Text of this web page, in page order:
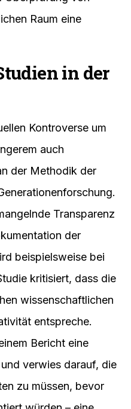
Raum eine
in der
Kontroverse um
auch
der Methodik der
Transparenz
der
beispielsweise bei
kritisiert, dass die
wissenschaftlichen
entspreche.
Bericht eine
verwies darauf, die
zu müssen, bevor